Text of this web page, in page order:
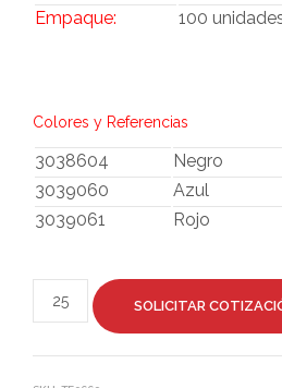
Empaque: 100
Colores y Referencias
3038604
Negro
3039060
Azul
3039061
Rojo
SOLICITAR